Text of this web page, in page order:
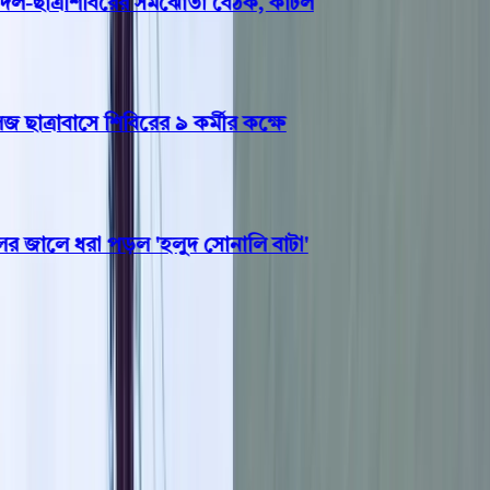
সমঝোতা বৈঠক, কাটল
শিবিরের ৯ কর্মীর কক্ষে
ধরা পড়ল 'হলুদ সোনালি বাটা'
গৃহহীন হয়ে করুণ পরিস্থিতিতে
হলিউড তারকা